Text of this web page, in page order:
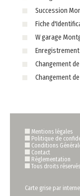
Succession
Fiche
W garage
Changement
Changement
Mentions légales
Politique de
Conditions
Contact
Règlementation
Tous droits
Carte grise par